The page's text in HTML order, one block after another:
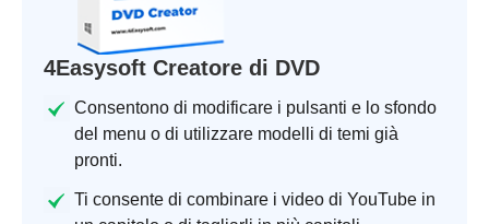
4Easysoft Creatore di DVD
Consentono di modificare i pulsanti e lo sfondo
del menu o di utilizzare modelli di temi già
pronti.
Ti consente di combinare i video di YouTube in